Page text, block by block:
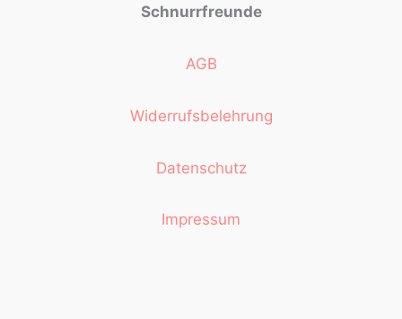
Schnurrfreunde
AGB
Widerrufsbelehrung
Datenschutz
Impressum